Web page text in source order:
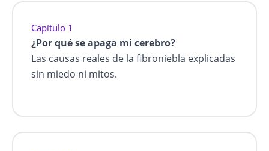
Capítulo 1
¿Por qué se apaga mi cerebro?
Las causas reales de la fibroniebla explicadas
sin miedo ni mitos.